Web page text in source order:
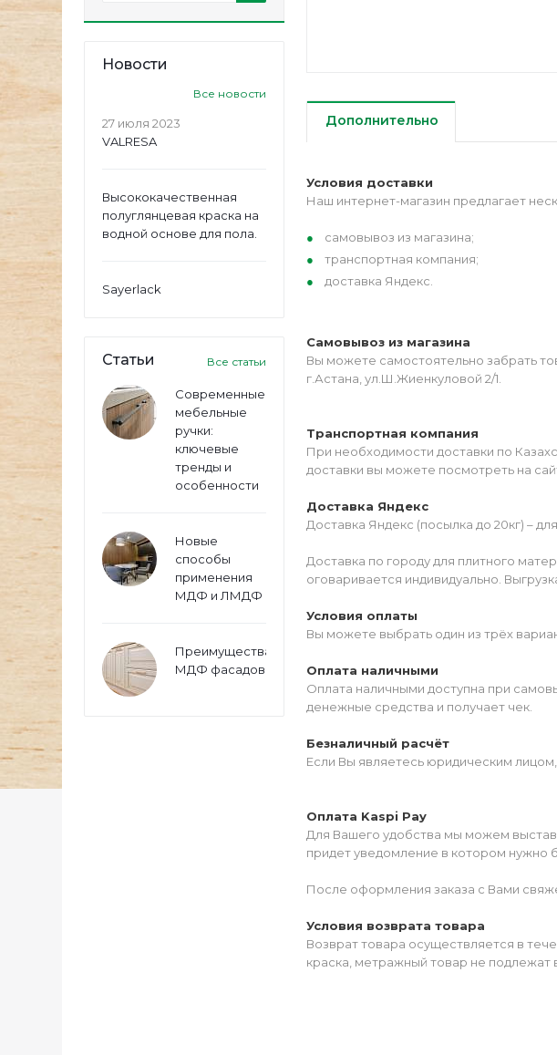
Новости
Все новости
27 июля 2023
VALRESA
Высококачественная
полуглянцевая краска на
водной основе для пола.
Sayerlack
Статьи Все статьи
Современные
мебельные
ручки:
ключевые
тренды и
особенности
Новые
способы
применения
МДФ и ЛМДФ
Преимущества
МДФ фасадов
Дополнительно
Условия доставки
Наш интернет-магазин предлагает
самовывоз из магазина;
транспортная компания;
доставка Яндекс.
Самовывоз из магазина
Вы можете самостоятельно забрать
г.Астана, ул.Ш.Жиенкуловой 2/1.
Транспортная компания
При необходимости доставки по
доставки вы можете посмотреть на
Доставка Яндекс
Доставка Яндекс (посылка до 20кг) –
Доставка по городу для плитного
оговаривается индивидуально.
Условия оплаты
Вы можете выбрать один из трёх
Оплата наличными
Оплата наличными доступна при
денежные средства и получает чек.
Безналичный расчёт
Если Вы являетесь юридическим
Оплата Kaspi Pay
Для Вашего удобства мы можем
придет уведомление в котором нужно
После оформления заказа с Вами
Условия возврата товара
Возврат товара осуществляется в
краска, метражный товар не подлежат